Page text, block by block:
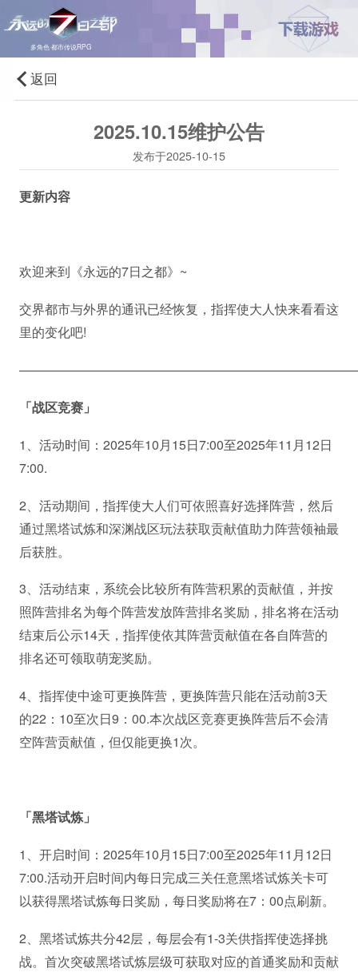
多角色·都市传说RPG
返回
2025.10.15维护公告
发布于2025-10-15
更新内容
欢迎来到《永远的7日之都》~
交界都市与外界的通讯已经恢复，指挥使大人快来看看这
里的变化吧!
「战区竞赛」
1、活动时间：2025年10月15日7:00至2025年11月12日
7:00.
2、活动期间，指挥使大人们可依照喜好选择阵营，然后
通过黑塔试炼和深渊战区玩法获取贡献值助力阵营领袖最
后获胜。
3、活动结束，系统会比较所有阵营积累的贡献值，并按
照阵营排名为每个阵营发放阵营排名奖励，排名将在活动
结束后公示14天，指挥使依其阵营贡献值在各自阵营的
排名还可领取萌宠奖励。
4、指挥使中途可更换阵营，更换阵营只能在活动前3天
的22：10至次日9：00.本次战区竞赛更换阵营后不会清
空阵营贡献值，但仅能更换1次。
「黑塔试炼」
1、开启时间：2025年10月15日7:00至2025年11月12日
7:00.活动开启时间内每日完成三关任意黑塔试炼关卡可
以获得黑塔试炼每日奖励，每日奖励将在7：00点刷新。
2、黑塔试炼共分42层，每层会有1-3关供指挥使选择挑
战。首次突破黑塔试炼层级可获取对应的首通奖励和贡献